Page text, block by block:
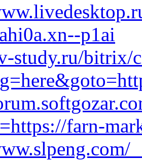
p1ai
study.ru/bitrix/
farn-